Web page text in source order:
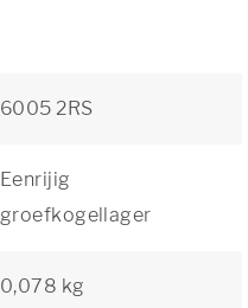
6005 2RS
Eenrijig
groefkogellager
0,078 kg